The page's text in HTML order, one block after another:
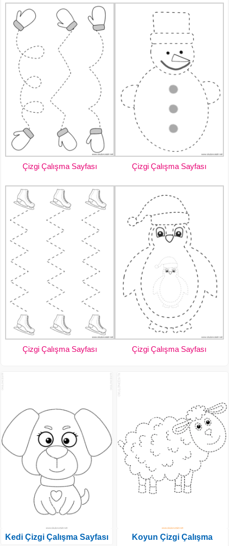
Çizgi Çalışma Sayfası Çizgi Çalışma Sayfası
Çizgi Çalışma Sayfası Çizgi Çalışma Sayfası
Kedi Çizgi Çalışma Sayfası
Koyun Çizgi Çalışma